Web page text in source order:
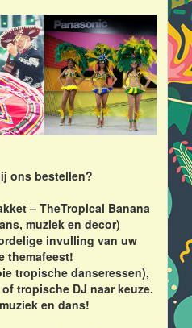
ons bestellen?
– TheTropical Banana
muziek en decor)
invulling van uw
themafeest!
tropische danseressen),
tropische DJ naar keuze.
en dans!